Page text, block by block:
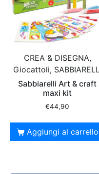
CREA & DISEGNA,
Giocattoli,
Sabbiarelli Art & craft
maxi kit
€44,90
Aggiungi al carrello